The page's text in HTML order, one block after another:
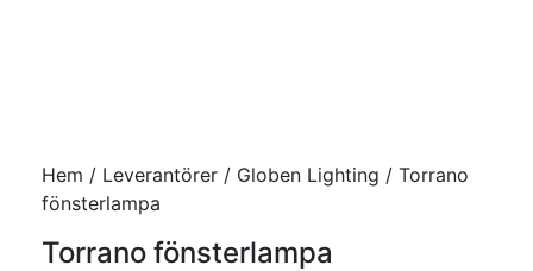
Hem / Leverantörer / Globen Lighting / Torrano
fönsterlampa
Torrano fönsterlampa